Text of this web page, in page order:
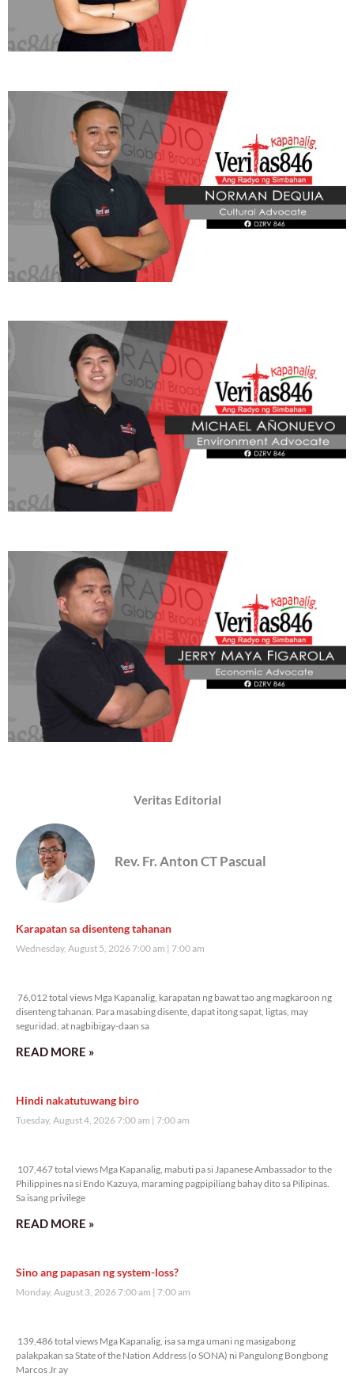
Veritas Editorial
Rev. Fr. Anton CT Pascual
Karapatan sa disenteng tahanan
Wednesday, August 5, 2026 7:00 am 7:00 am
76,012 total views Mga Kapanalig, karapatan ng bawat tao ang magkaroon ng
disenteng tahanan. Para masabing disente, dapat itong sapat, ligtas, may
seguridad, at nagbibigay-daan sa
READ MORE »
Hindi nakatutuwang biro
Tuesday, August 4, 2026 7:00 am 7:00 am
107,467 total views Mga Kapanalig, mabuti pa si Japanese Ambassador to the
Philippines na si Endo Kazuya, maraming pagpipiliang bahay dito sa Pilipinas.
Sa isang privilege
READ MORE »
Sino ang papasan ng system-loss?
Monday, August 3, 2026 7:00 am 7:00 am
139,486 total views Mga Kapanalig, isa sa mga umani ng masigabong
palakpakan sa State of the Nation Address (o SONA) ni Pangulong Bongbong
Marcos Jr ay